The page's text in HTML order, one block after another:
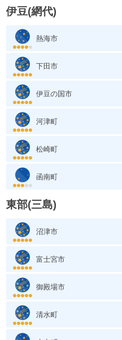
伊豆(網代)
熱海市
下田市
伊豆の国市
河津町
松崎町
函南町
東部(三島)
沼津市
富士宮市
御殿場市
清水町